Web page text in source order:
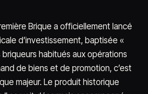
Brique a officiellement lancé
d’investissement, baptisée «
briqueurs habitués aux opérations
de biens et de promotion, c’est
majeur. Le produit historique